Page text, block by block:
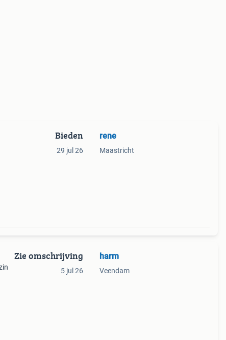
Bieden
29 jul 26
rene
Maastricht
Zie omschrijving
5 jul 26
harm
Veendam